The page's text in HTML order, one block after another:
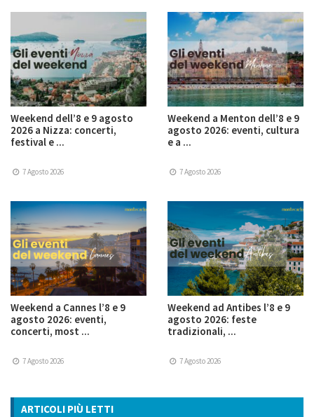
Weekend dell’8 e 9 agosto
2026 a Nizza: concerti,
festival e ...
7 Agosto 2026
Weekend a Menton dell’8 e 9
agosto 2026: eventi, cultura
e a ...
7 Agosto 2026
Weekend a Cannes l’8 e 9
agosto 2026: eventi,
concerti, most ...
7 Agosto 2026
Weekend ad Antibes l’8 e 9
agosto 2026: feste
tradizionali, ...
7 Agosto 2026
ARTICOLI PIÙ LETTI